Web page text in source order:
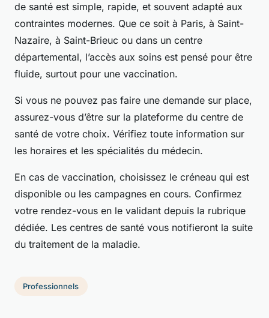
de santé est simple, rapide, et souvent adapté aux
contraintes modernes. Que ce soit à Paris, à Saint-
Nazaire, à Saint-Brieuc ou dans un centre
départemental, l’accès aux soins est pensé pour être
fluide, surtout pour une vaccination.
Si vous ne pouvez pas faire une demande sur place,
assurez-vous d’être sur la plateforme du centre de
santé de votre choix. Vérifiez toute information sur
les horaires et les spécialités du médecin.
En cas de vaccination, choisissez le créneau qui est
disponible ou les campagnes en cours. Confirmez
votre rendez-vous en le validant depuis la rubrique
dédiée. Les centres de santé vous notifieront la suite
du traitement de la maladie.
Professionnels